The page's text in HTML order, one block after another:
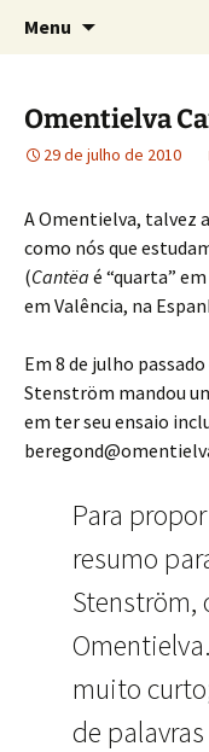
Tolkien e o
Sobre as
Menu
conteúdo
Omentielva
29 de julho de 2010
A Omentielva, talvez
como nós que
(Cantëa é “quarta”
em Valência, na
Em 8 de julho
Stenström mandou
em ter seu ensaio
Para
resumo
Stenström,
muito
de